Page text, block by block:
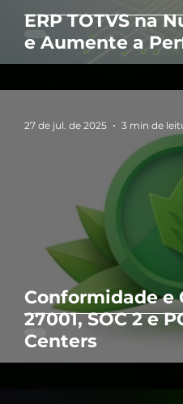
ERP TOTVS na
e Aumente a
Conformidade e
27001, SOC 2 e
Centers
27 de jul. de 2025 3 min de